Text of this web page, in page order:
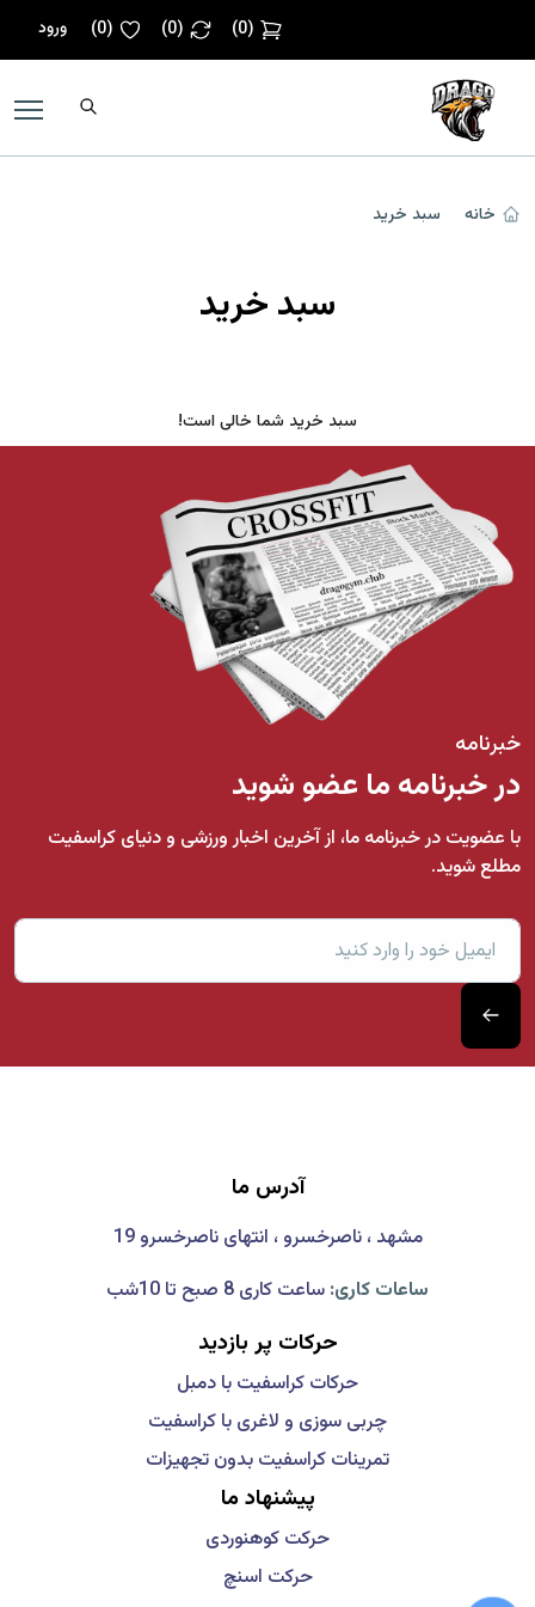
(
0
)
(
0
)
(
0
) ورود
خانه سبد خرید
سبد خرید
سبد خرید شما خالی است!
خبرنامه
در خبرنامه ما عضو شوید
با عضویت در خبرنامه ما، از آخرین اخبار ورزشی و دنیای کراسفیت
مطلع شوید.
آدرس ما
مشهد ، ناصرخسرو ، انتهای ناصرخسرو 19
ساعات کاری: ساعت کاری 8 صبح تا 10شب
حرکات پر بازدید
حرکات کراسفیت با دمبل
چربی سوزی و لاغری با کراسفیت
تمرینات کراسفیت بدون تجهیزات
پیشنهاد ما
حرکت کوهنوردی
حرکت اسنچ